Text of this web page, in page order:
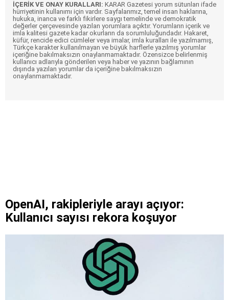
İÇERİK VE ONAY KURALLARI: KARAR Gazetesi yorum sütunları ifade
hürriyetinin kullanımı için vardır. Sayfalarımız, temel insan haklarına,
hukuka, inanca ve farklı fikirlere saygı temelinde ve demokratik
değerler çerçevesinde yazılan yorumlara açıktır. Yorumların içerik ve
imla kalitesi gazete kadar okurların da sorumluluğundadır. Hakaret,
küfür, rencide edici cümleler veya imalar, imla kuralları ile yazılmamış,
Türkçe karakter kullanılmayan ve büyük harflerle yazılmış yorumlar
içeriğine bakılmaksızın onaylanmamaktadır. Özensizce belirlenmiş
kullanıcı adlarıyla gönderilen veya haber ve yazının bağlamının
dışında yazılan yorumlar da içeriğine bakılmaksızın
onaylanmamaktadır.
OpenAI, rakipleriyle arayı açıyor:
Kullanıcı sayısı rekora koşuyor